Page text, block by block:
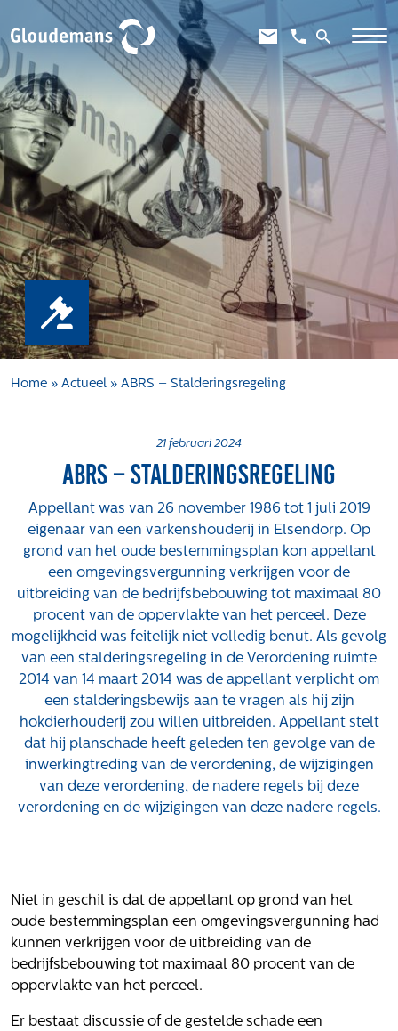
Expertises
Gebiedsontwikkeling
Gebiedseconomie
Grondstrategie en -verwerving
Taxaties overheid
Taxaties zakelijk
Schadevergoedingsrecht
Rentmeesterij
Transities
Tender-light voormalige St. Josefschool in
Brunssum
Concurrentiegerichte dialoog en tenderstrategie
Hoge Woerd in Ewijk
Pachtbeleid gemeente Valkenswaard: duurzame
pacht als instrument voor landbouw- en
watertransitie
Strategisch grondbeleid als motor voor
woningbouwversnelling Gemeente Vught
Over ons
Maatschappelijk
Regeling van Rentmeesters 2020
Klachtenbehandeling Procedure (KBP)
Het verhaal van Gloudemans
Actueel
Nieuws
Blogs
Uitspraken
Werken bij
Home » Actueel » ABRS – Stalderingsregeling
21 februari 2024
ABRS – Stalderingsregeling
Appellant was van 26 november 1986 tot 1 juli 2019
eigenaar van een varkenshouderij in Elsendorp. Op
grond van het oude bestemmingsplan kon appellant
een omgevingsvergunning verkrijgen voor de
uitbreiding van de bedrijfsbebouwing tot maximaal 80
procent van de oppervlakte van het perceel. Deze
mogelijkheid was feitelijk niet volledig benut. Als gevolg
van een stalderingsregeling in de Verordening ruimte
2014 van 14 maart 2014 was de appellant verplicht om
een stalderingsbewijs aan te vragen als hij zijn
hokdierhouderij zou willen uitbreiden. Appellant stelt
dat hij planschade heeft geleden ten gevolge van de
inwerkingtreding van de verordening, de wijzigingen
van deze verordening, de nadere regels bij deze
verordening en de wijzigingen van deze nadere regels.
Niet in geschil is dat de appellant op grond van het
oude bestemmingsplan een omgevingsvergunning had
kunnen verkrijgen voor de uitbreiding van de
bedrijfsbebouwing tot maximaal 80 procent van de
oppervlakte van het perceel.
Er bestaat discussie of de gestelde schade een